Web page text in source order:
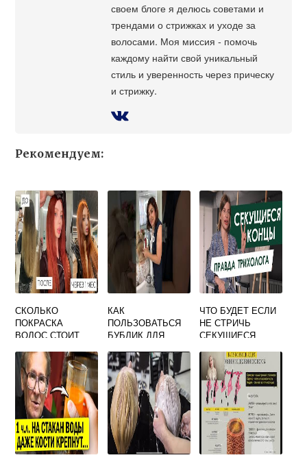
своем блоге я делюсь советами и
трендами о стрижках и уходе за
волосами. Моя миссия - помочь
каждому найти свой уникальный
стиль и уверенность через прическу
и стрижку.
Рекомендуем:
СКОЛЬКО
ПОКРАСКА
ВОЛОС СТОИТ
КАК
ПОЛЬЗОВАТЬСЯ
БУБЛИК ДЛЯ
ЧТО БУДЕТ ЕСЛИ
НЕ СТРИЧЬ
СЕКУЩИЕСЯ